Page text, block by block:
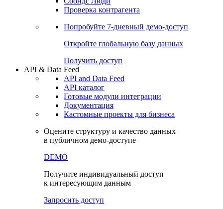
Сохраненные запросы
Чат
Проверка контрагента
Попробуйте7-дневный
Откройте глобальную базу данных
Получить доступ
API & Data Feed
API and Data Feed
Готовые модули интеграции
Документация
в публичном демо-доступе